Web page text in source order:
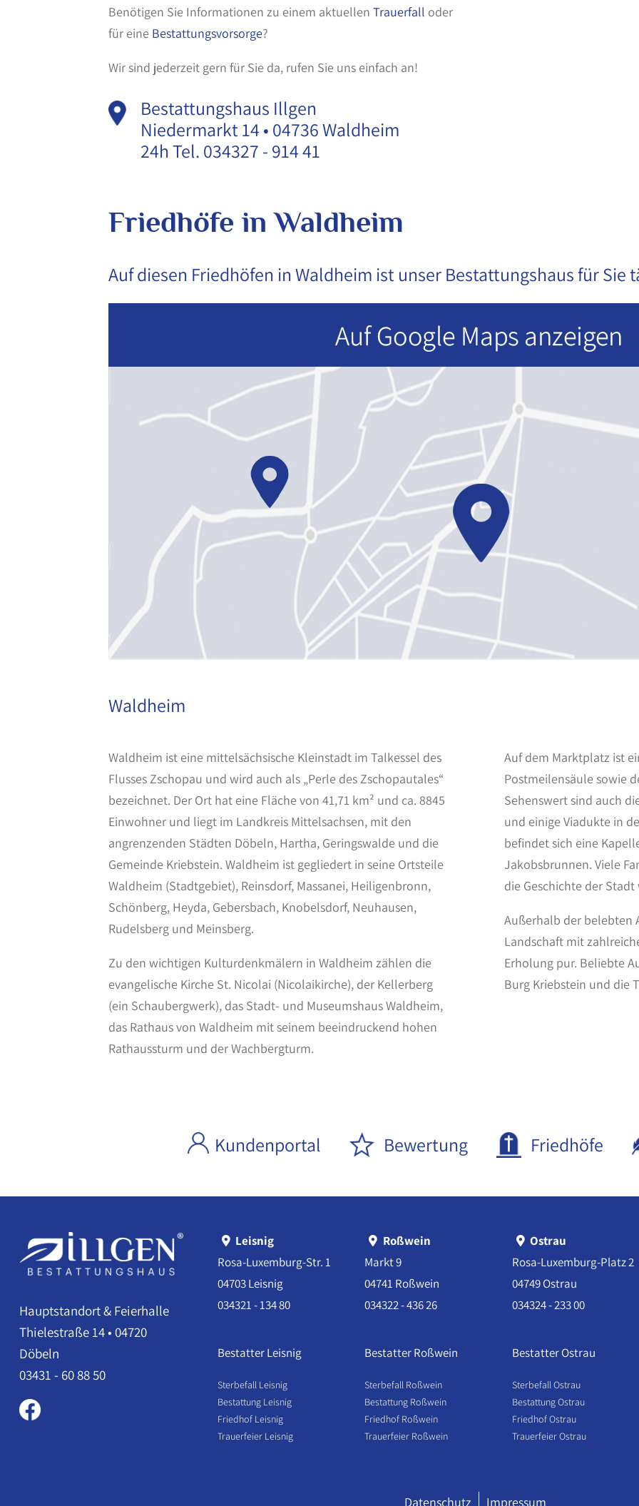
Benötigen Sie Informationen zu einem aktuellen Trauerfall oder
für eine Bestattungsvorsorge?
Wir sind jederzeit gern für Sie da, rufen Sie uns einfach an!
Bestattungshaus Illgen
Niedermarkt 14 • 04736 Waldheim
24h Tel. 034327 - 914 41
Friedhöfe in Waldheim
Auf diesen Friedhöfen in Waldheim ist unser Bestattungshaus für Sie
Waldheim
Waldheim ist eine mittelsächsische Kleinstadt im Talkessel des
Flusses Zschopau und wird auch als „Perle des Zschopautales“
bezeichnet. Der Ort hat eine Fläche von 41,71 km² und ca. 8845
Einwohner und liegt im Landkreis Mittelsachsen, mit den
angrenzenden Städten Döbeln, Hartha, Geringswalde und die
Gemeinde Kriebstein. Waldheim ist gegliedert in seine Ortsteile
Waldheim (Stadtgebiet), Reinsdorf, Massanei, Heiligenbronn,
Schönberg, Heyda, Gebersbach, Knobelsdorf, Neuhausen,
Rudelsberg und Meinsberg.
Zu den wichtigen Kulturdenkmälern in Waldheim zählen die
evangelische Kirche St. Nicolai (Nicolaikirche), der Kellerberg
(ein Schaubergwerk), das Stadt- und Museumshaus Waldheim,
das Rathaus von Waldheim mit seinem beeindruckend hohen
Rathaussturm und der Wachbergturm.
Auf dem Marktplatz ist
Postmeilensäule sowie
Sehenswert sind auch
und einige Viadukte in
befindet sich eine
Jakobsbrunnen. Viele
die Geschichte der Stadt
Außerhalb der belebten
Landschaft mit
Erholung pur. Beliebte
Burg Kriebstein und die
Kundenportal Bewertung Friedhöfe
Hauptstandort & Feierhalle
Thielestraße 14 • 04720
Döbeln
03431 - 60 88 50
Leisnig
Rosa-Luxemburg-Str. 1
04703 Leisnig
034321 - 134 80
Roßwein
Markt 9
04741 Roßwein
034322 - 436 26
Ostrau
Rosa-Luxemburg-Platz 2
04749 Ostrau
034324 - 233 00
Bestatter Leisnig
Sterbefall Leisnig
Bestattung Leisnig
Friedhof Leisnig
Trauerfeier Leisnig
Bestatter Roßwein
Sterbefall Roßwein
Bestattung Roßwein
Friedhof Roßwein
Trauerfeier Roßwein
Bestatter Ostrau
Sterbefall Ostrau
Bestattung Ostrau
Friedhof Ostrau
Trauerfeier Ostrau
Datenschutz Impressum